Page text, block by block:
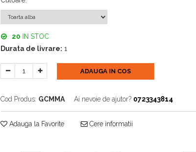
20 IN STOC
Durata de livrare: 1
ADAUGA IN COS
Cod Produs: GCMMA Ai nevoie de ajutor? 0723343814
Adauga la Favorite Cere informatii